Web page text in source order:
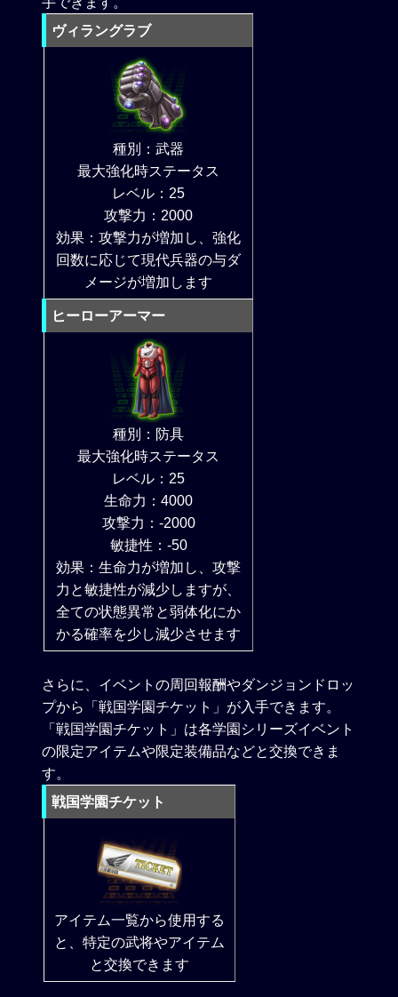
ヴィラングラブ
種別：武器
最大強化時ステータス
レベル：25
攻撃力：2000
効果：攻撃力が増加し、強化
回数に応じて現代兵器の与ダ
メージが増加します
ヒーローアーマー
種別：防具
最大強化時ステータス
レベル：25
生命力：4000
攻撃力：-2000
敏捷性：-50
効果：生命力が増加し、攻撃
力と敏捷性が減少しますが、
全ての状態異常と弱体化にか
かる確率を少し減少させます
さらに、イベントの周回報酬やダンジョンドロッ
プから「戦国学園チケット」が入手できます。
「戦国学園チケット」は各学園シリーズイベント
の限定アイテムや限定装備品などと交換できま
す。
戦国学園チケット
アイテム一覧から使用する
と、特定の武将やアイテム
と交換できます